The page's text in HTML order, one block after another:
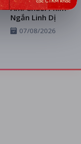
Ám: Chuỗi Phim
Ngắn Linh Dị
07/08/2026